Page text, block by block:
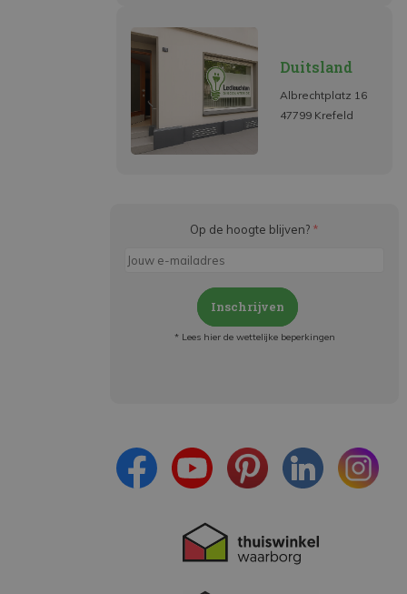
Duitsland
Albrechtplatz 16
47799 Krefeld
Op de hoogte blijven? *
Inschrijven
* Lees hier de wettelijke beperkingen